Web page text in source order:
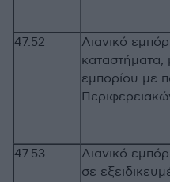
47.52
Λιανικό
καταστήματα,
εμπορίου με
47.53
Λιανικό
σε